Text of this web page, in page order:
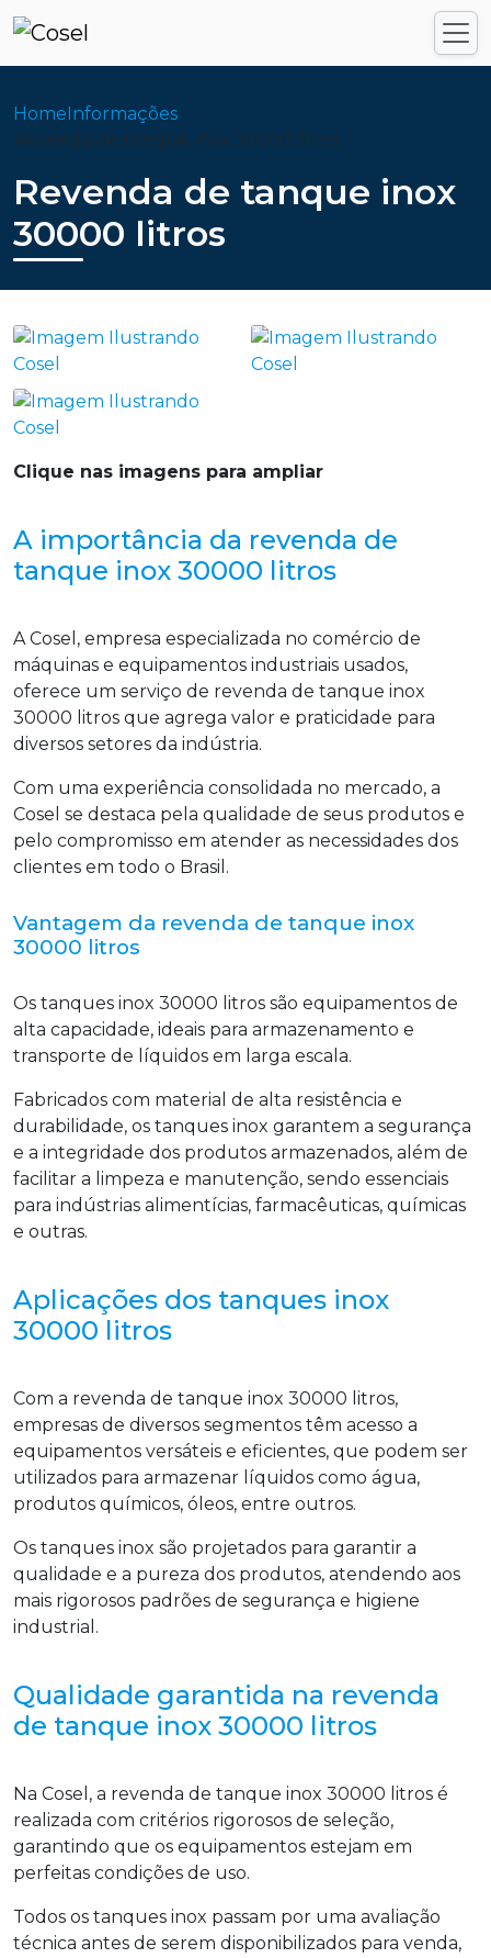
HomeInformações
Revenda de tanque inox 30000 litros
Revenda de tanque inox
30000 litros
Clique nas imagens para ampliar
A importância da revenda de
tanque inox 30000 litros
A Cosel, empresa especializada no comércio de
máquinas e equipamentos industriais usados,
oferece um serviço de revenda de tanque inox
30000 litros que agrega valor e praticidade para
diversos setores da indústria.
Com uma experiência consolidada no mercado, a
Cosel se destaca pela qualidade de seus produtos e
pelo compromisso em atender as necessidades dos
clientes em todo o Brasil.
Vantagem da revenda de tanque inox
30000 litros
Os tanques inox 30000 litros são equipamentos de
alta capacidade, ideais para armazenamento e
transporte de líquidos em larga escala.
Fabricados com material de alta resistência e
durabilidade, os tanques inox garantem a segurança
e a integridade dos produtos armazenados, além de
facilitar a limpeza e manutenção, sendo essenciais
para indústrias alimentícias, farmacêuticas, químicas
e outras.
Aplicações dos tanques inox
30000 litros
Com a revenda de tanque inox 30000 litros,
empresas de diversos segmentos têm acesso a
equipamentos versáteis e eficientes, que podem ser
utilizados para armazenar líquidos como água,
produtos químicos, óleos, entre outros.
Os tanques inox são projetados para garantir a
qualidade e a pureza dos produtos, atendendo aos
mais rigorosos padrões de segurança e higiene
industrial.
Qualidade garantida na revenda
de tanque inox 30000 litros
Na Cosel, a revenda de tanque inox 30000 litros é
realizada com critérios rigorosos de seleção,
garantindo que os equipamentos estejam em
perfeitas condições de uso.
Todos os tanques inox passam por uma avaliação
técnica antes de serem disponibilizados para venda,